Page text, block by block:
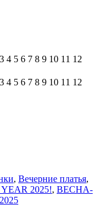
3 4 5 6 7 8 9 10 11 12
3 4 5 6 7 8 9 10 11 12
, Вечерние платья,
2025!, ВЕСНА-